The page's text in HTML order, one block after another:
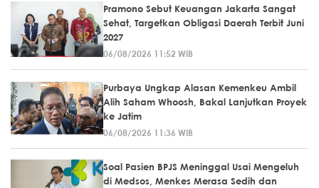
Pramono Sebut Keuangan Jakarta Sangat
Sehat, Targetkan Obligasi Daerah Terbit Juni
2027
06/08/2026 11:52 WIB
Purbaya Ungkap Alasan Kemenkeu Ambil
Alih Saham Whoosh, Bakal Lanjutkan Proyek
ke Jatim
06/08/2026 11:36 WIB
Soal Pasien BPJS Meninggal Usai Mengeluh
di Medsos, Menkes Merasa Sedih dan